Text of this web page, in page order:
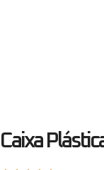
Caixa